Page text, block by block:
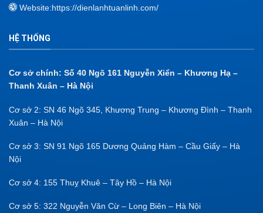
Website:https://dienlanhtuanlinh.com/
HỆ THỐNG
Cơ sở chính: Số 40 Ngõ 161 Nguyễn Xiển – Khương Hạ –
Thanh Xuân – Hà Nội
Cơ sở 2: SN 46 Ngõ 345, Khương Trung – Khương Đình – Thanh
Xuân – Hà Nội
Cơ sở 3: SN 91 Ngõ 165 Dương Quảng Hàm – Cầu Giấy – Hà
Nội
Cơ sở 4: 155 Thuỵ Khuê – Tây Hồ – Hà Nội
Cơ sở 5: 322 Nguyễn Văn Cừ – Long Biên – Hà Nội